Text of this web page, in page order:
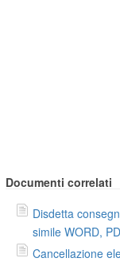
Documenti correlati
Disdetta
simile WORD,
Cancellazione